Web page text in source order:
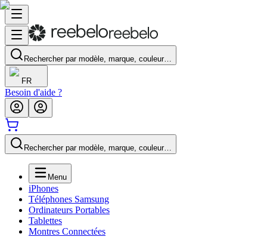
Rechercher par modèle, marque, couleur…
FR
Besoin d'aide ?
Rechercher par modèle, marque, couleur…
Menu
iPhones
Téléphones Samsung
Ordinateurs Portables
Tablettes
Montres Connectées